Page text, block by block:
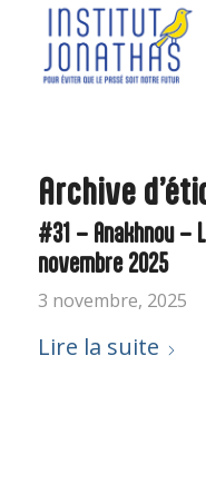
Archive
#31 – Anakhnou –
novembre 2025
3 novembre, 2025
Lire la suite